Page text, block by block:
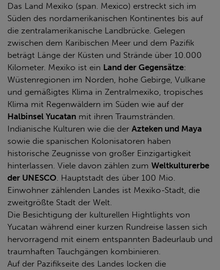
Das Land Mexiko (span. Mexico) erstreckt sich im
Süden des nordamerikanischen Kontinentes bis auf
die zentralamerikanische Landbrücke. Gelegen
zwischen dem Karibischen Meer und dem Pazifik
beträgt Länge der Küsten und Strände über 10.000
Kilometer. Mexiko ist ein Land der Gegensätze:
Wüstenregionen im Norden, hohe Gebirge, Vulkane
und gemäßigtes Klima in Zentralmexiko, tropisches
Klima mit Regenwäldern im Süden wie auf der
Halbinsel Yucatan mit ihren Traumstränden.
Indianische Kulturen wie die der Azteken und Maya
sowie die spanischen Kolonisatoren haben
historische Zeugnisse von großer Einzigartigkeit
hinterlassen. Viele davon zählen zum Weltkulturerbe
der UNESCO . Hauptstadt des über 100 Mio.
Einwohner zählenden Landes ist Mexiko-Stadt, die
zweitgrößte Stadt der Welt.
Die Besichtigung der kulturellen Hightlights von
Yucatan während einer kurzen Rundreise lassen sich
hervorragend mit einem entspannten Badeurlaub und
traumhaften Tauchgängen kombinieren.
Auf der Pazifikseite des Landes locken die